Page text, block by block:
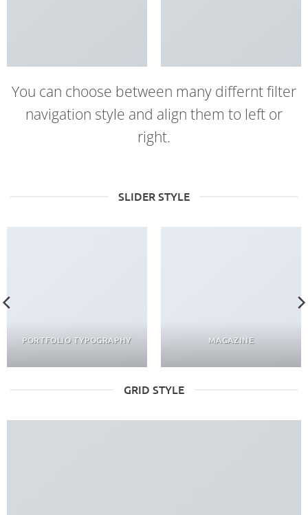
You can choose between many differnt filter
navigation style and align them to left or
right.
SLIDER STYLE
PORTFOLIO TYPOGRAPHY MAGAZINE
GRID STYLE